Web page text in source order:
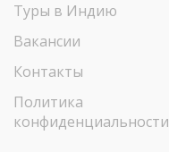
Туры в Индию
Вакансии
Контакты
Политика
конфиденциальности